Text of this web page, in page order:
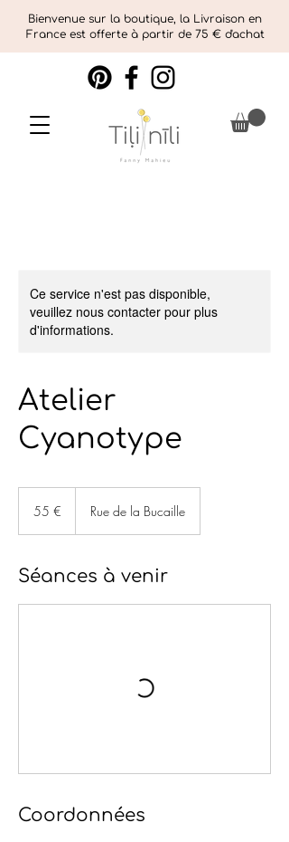
Bienvenue sur la boutique, la Livraison en
France est offerte à partir de 75 € d'achat
Ce service n'est pas disponible,
veuillez nous contacter pour plus
d'informations.
Atelier
Cyanotype
55 € Rue de la Bucaille
Séances à venir
Coordonnées